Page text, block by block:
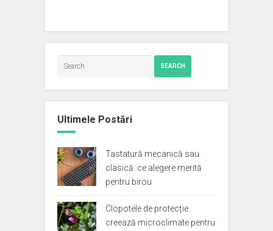
SEARCH
Ultimele Postări
Tastatură mecanică sau
clasică: ce alegere merită
pentru birou
Clopotele de protecție
creează microclimate pentru